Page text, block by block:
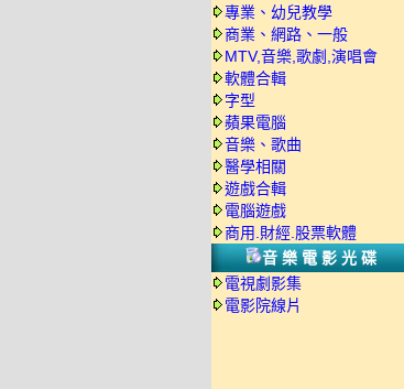
專業、幼兒教學
商業、網路、一般
MTV,音樂,歌劇,演唱會
軟體合輯
字型
蘋果電腦
音樂、歌曲
醫學相關
遊戲合輯
電腦遊戲
商用.財經.股票軟體
音樂電影光碟
電視劇影集
電影院線片